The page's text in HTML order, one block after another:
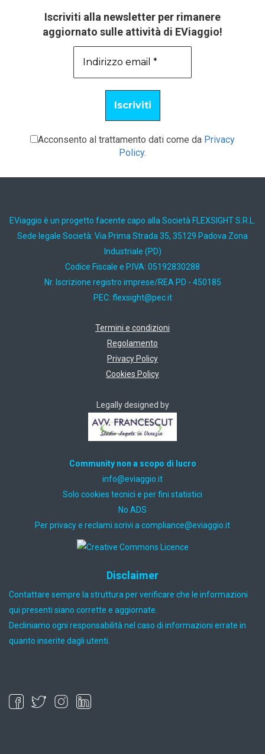
Iscriviti alla newsletter per rimanere
aggiornato sulle attività di EViaggio!
Acconsento al trattamento dati come da Privacy
Policy.
EViaggio è un progetto facente capo alla Società FLEXSIGHT S.R.L.
Sede legale Società: Via Prima Strada 35, 35129 Padova Zona
Industriale (PD)
Codice Fiscale e P.IVA: 05192830288
Nr. Iscrizione registro imprese/REA PD - 450185
PEC: ti.cep@thgisxelf
Termini e condizioni
Regolamento
Privacy Policy
Cookies Policy
Legally designed by
Community non a scopo di lucro
ti.oiggaive@ofni
Solo cookies tecnici e per fini statistici
No ADS
Per privacy e reclami scrivi a ti.oiggaive@ecnailpmoc
Disclaimer
Contattare sempre la struttura per verificare che le informazioni
qui presenti siano corrette e aggiornate.
Decliniamo ogni responsabilità nel caso di informazioni errate in
quanto inserite dagli utenti.